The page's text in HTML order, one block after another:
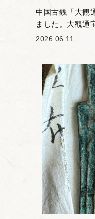
中国古銭「大観
ました。大観通
鋳造された穴銭
観通宝」の文字
2026.06.11